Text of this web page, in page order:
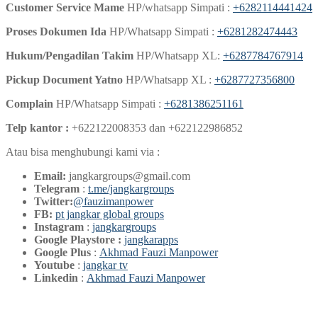
Customer Service Mame HP/whatsapp Simpati : +6282114441424
Proses Dokumen Ida HP/Whatsapp Simpati : +6281282474443
Hukum/Pengadilan Takim HP/Whatsapp XL: +6287784767914
Pickup Document Yatno HP/Whatsapp XL : +6287727356800
Complain HP/Whatsapp Simpati : +6281386251161
Telp kantor : +622122008353 dan +622122986852
Atau bisa menghubungi kami via :
Email: jangkargroups@gmail.com
Telegram : t.me/jangkargroups
Twitter:@fauzimanpower
FB: pt jangkar global groups
Instagram : jangkargroups
Google Playstore : jangkarapps
Google Plus : Akhmad Fauzi Manpower
Youtube : jangkar tv
Linkedin : Akhmad Fauzi Manpower